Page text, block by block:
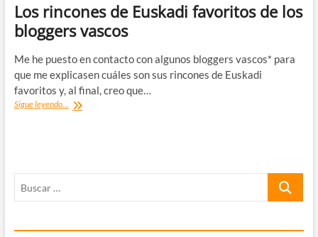
Euskadi
(mis
Los rincones de Euskadi favoritos de los
bloggers vascos
Me he puesto en contacto con algunos bloggers vascos* para
que me explicasen cuáles son sus rincones de Euskadi
favoritos y, al final, creo que…
Sigue leyendo... Los
Buscar